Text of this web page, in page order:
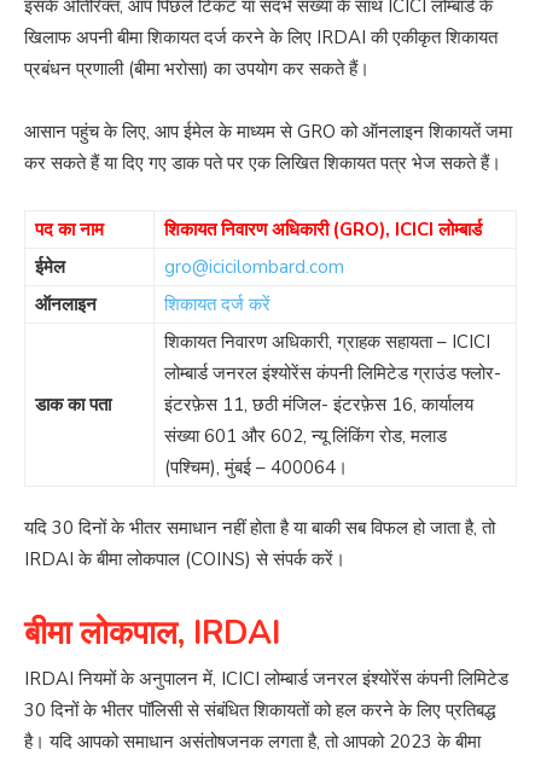
इसके अतिरिक्त, आप पिछले टिकट या संदर्भ संख्या के साथ ICICI लोम्बार्ड के
खिलाफ अपनी बीमा शिकायत दर्ज करने के लिए IRDAI की एकीकृत शिकायत
प्रबंधन प्रणाली (बीमा भरोसा) का उपयोग कर सकते हैं।
आसान पहुंच के लिए, आप ईमेल के माध्यम से GRO को ऑनलाइन शिकायतें जमा
कर सकते हैं या दिए गए डाक पते पर एक लिखित शिकायत पत्र भेज सकते हैं।
पद का नाम
शिकायत निवारण अधिकारी (GRO), ICICI लोम्बार्ड
ईमेल
gro@icicilombard.com
ऑनलाइन
शिकायत दर्ज करें
डाक का पता
शिकायत निवारण अधिकारी, ग्राहक सहायता – ICICI
लोम्बार्ड जनरल इंश्योरेंस कंपनी लिमिटेड ग्राउंड फ्लोर-
इंटरफ़ेस 11, छठी मंजिल- इंटरफ़ेस 16, कार्यालय
संख्या 601 और 602, न्यू लिंकिंग रोड, मलाड
(पश्चिम), मुंबई – 400064।
यदि 30 दिनों के भीतर समाधान नहीं होता है या बाकी सब विफल हो जाता है, तो
IRDAI के बीमा लोकपाल (COINS) से संपर्क करें।
बीमा लोकपाल, IRDAI
IRDAI नियमों के अनुपालन में, ICICI लोम्बार्ड जनरल इंश्योरेंस कंपनी लिमिटेड
30 दिनों के भीतर पॉलिसी से संबंधित शिकायतों को हल करने के लिए प्रतिबद्ध
है। यदि आपको समाधान असंतोषजनक लगता है, तो आपको 2023 के बीमा